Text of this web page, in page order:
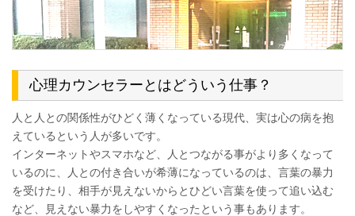
心理カウンセラーとはどういう仕事？
人と人との関係性がひどく薄くなっている現代、実は心の病を抱
えているという人が多いです。
インターネットやスマホなど、人とつながる事がより多くなって
いるのに、人との付き合いが希薄になっているのは、言葉の暴力
を受けたり、相手が見えないからとひどい言葉を使って追い込む
など、見えない暴力をしやすくなったという事もあります。